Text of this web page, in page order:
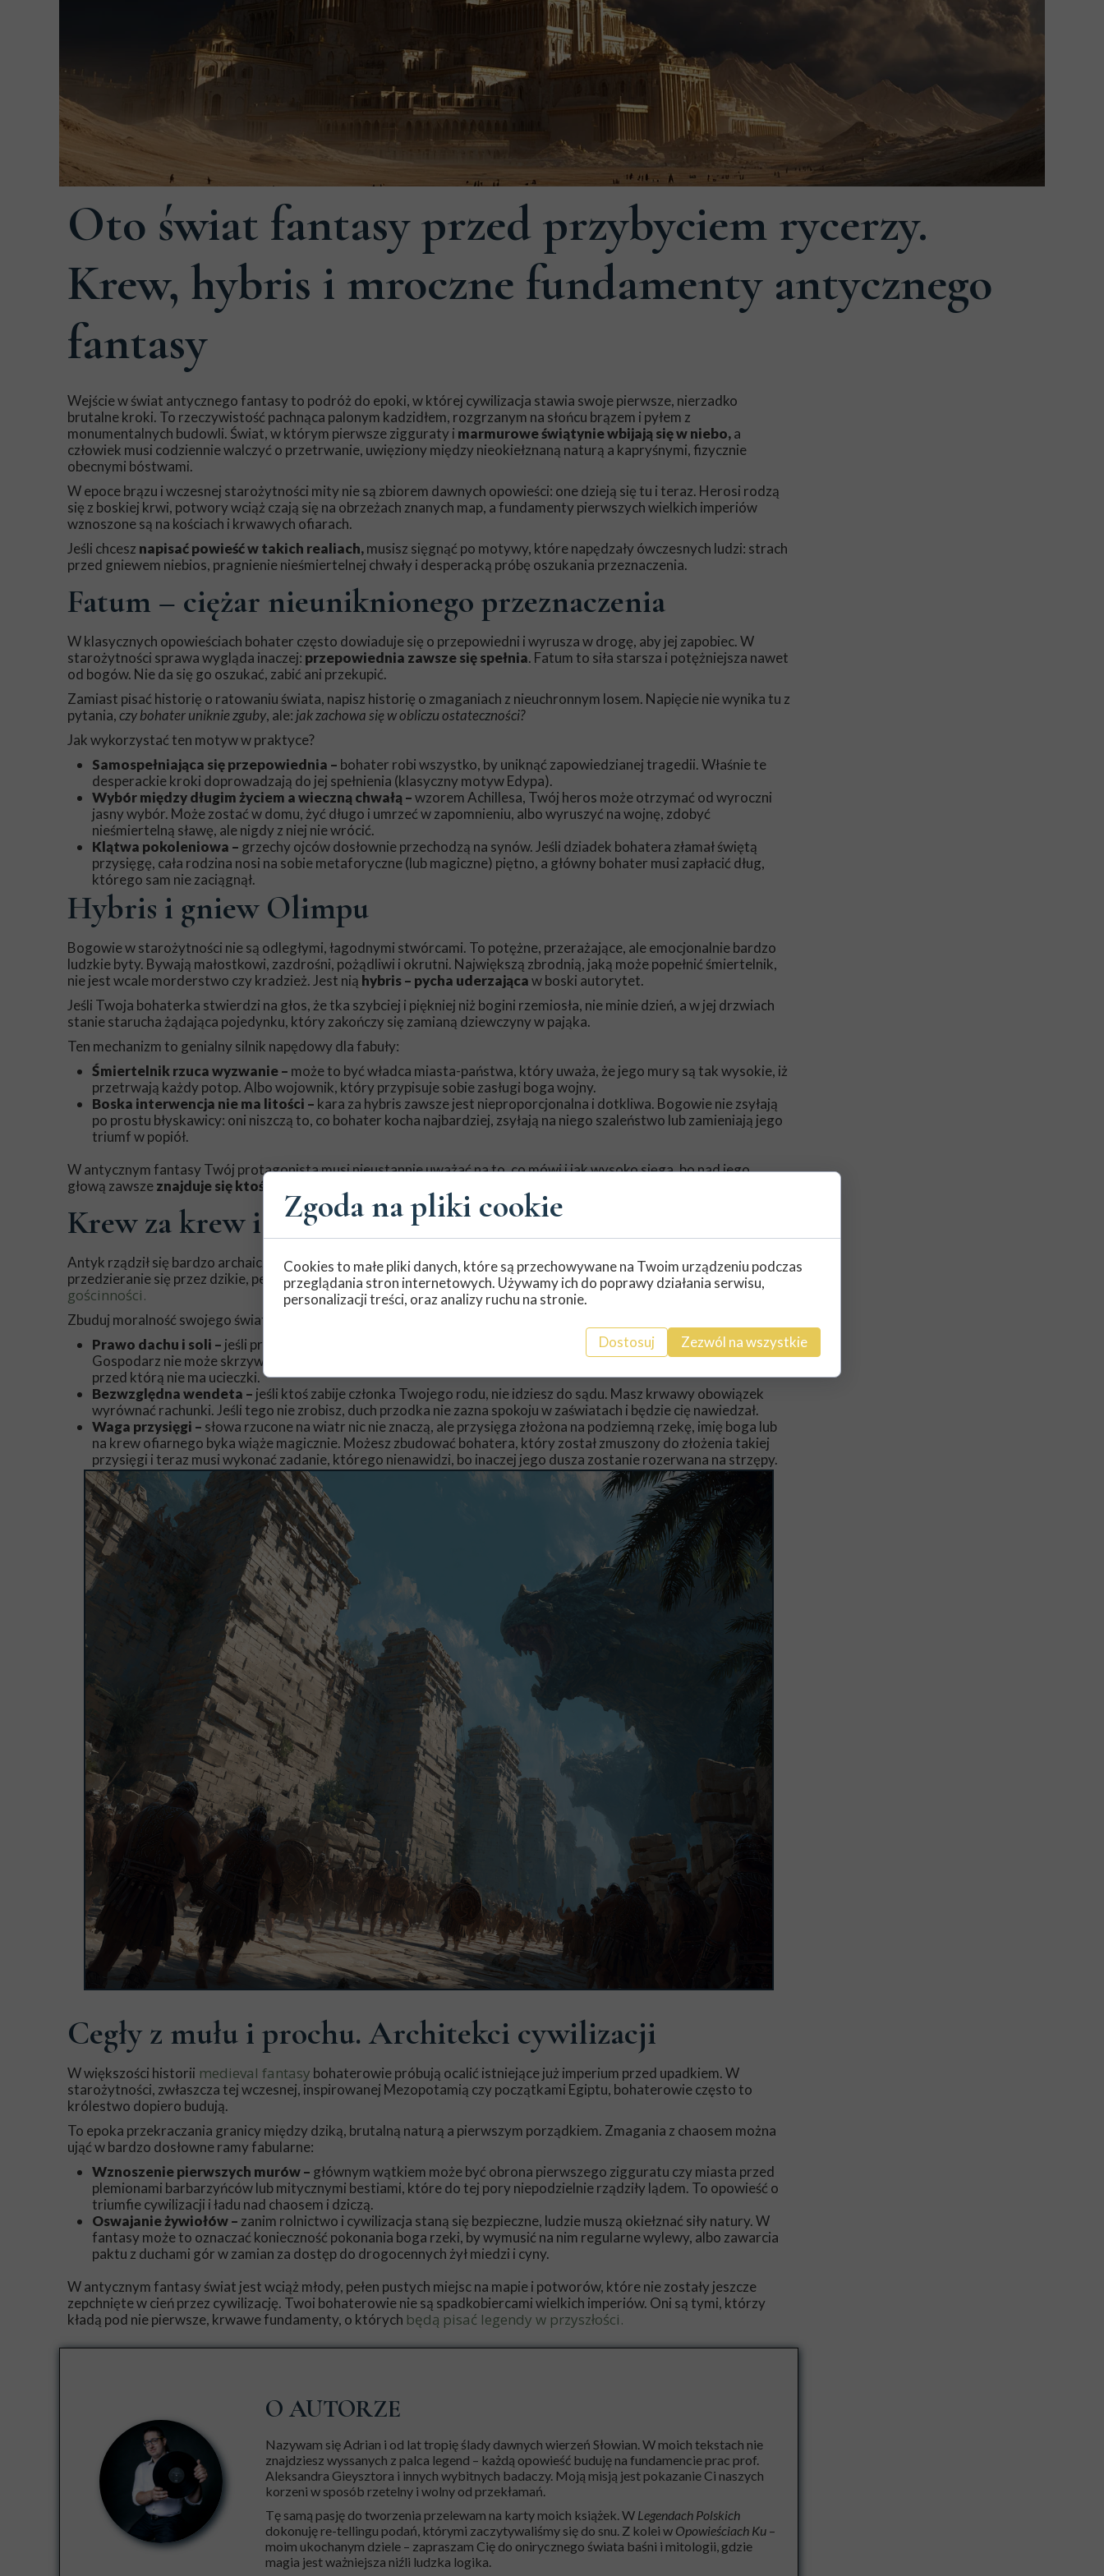
O AUTORZE
Nazywam się Adrian i od lat tropię ślady dawnych wierzeń Słowian. W moich tekstach nie
znajdziesz wyssanych z palca legend – każdą opowieść buduję na fundamencie prac prof.
Aleksandra Gieysztora i innych wybitnych badaczy. Moją misją jest pokazanie Ci naszych
korzeni w sposób rzetelny i wolny od przekłamań.
Tę samą pasję do tworzenia przelewam na karty moich książek. W Legendach Polskich
dokonuję re-tellingu podań, którymi zaczytywaliśmy się do snu. Z kolei w Opowieściach Ku –
moim ukochanym dziele – zapraszam Cię do onirycznego świata baśni i mitologii, gdzie
magia jest ważniejsza niźli ludzka logika.
30 marca 2026
Oto świat fantasy przed przybyciem rycerzy.
Krew, hybris i mroczne fundamenty antycznego
fantasy
Wejście w świat antycznego fantasy to podróż do epoki, w której cywilizacja stawia swoje pierwsze, nierzadko
brutalne kroki. To rzeczywistość pachnąca palonym kadzidłem, rozgrzanym na słońcu brązem i pyłem z
monumentalnych budowli. Świat, w którym pierwsze zigguraty i marmurowe świątynie wbijają się w niebo,a
człowiek musi codziennie walczyć o przetrwanie, uwięziony między nieokiełznaną naturą a kapryśnymi, fizycznie
obecnymi bóstwami.
W epoce brązu i wczesnej starożytności mity nie są zbiorem dawnych opowieści: one dzieją się tu i teraz. Herosi rodzą
się z boskiej krwi, potwory wciąż czają się na obrzeżach znanych map, a fundamenty pierwszych wielkich imperiów
wznoszone są na kościach i krwawych ofiarach.
Jeśli chcesz napisać powieść w takich realiach,musisz sięgnąć po motywy, które napędzały ówczesnych ludzi: strach
przed gniewem niebios, pragnienie nieśmiertelnej chwały i desperacką próbę oszukania przeznaczenia.
Fatum – ciężar nieuniknionego przeznaczenia
W klasycznych opowieściach bohater często dowiaduje się o przepowiedni i wyrusza w drogę, aby jej zapobiec. W
starożytności sprawa wygląda inaczej: przepowiednia zawsze się spełnia. Fatum to siła starsza i potężniejsza nawet
od bogów. Nie da się go oszukać, zabić ani przekupić.
Zamiast pisać historię o ratowaniu świata, napisz historię o zmaganiach z nieuchronnym losem. Napięcie nie wynika tu z
pytania,czy bohater uniknie zguby, ale: jak zachowa się w obliczu ostateczności?
Jak wykorzystać ten motyw w praktyce?
Samospełniająca się przepowiednia – bohater robi wszystko, by uniknąć zapowiedzianej tragedii. Właśnie te
desperackie kroki doprowadzają do jej spełnienia (klasyczny motyw Edypa).
Wybór między długim życiem a wieczną chwałą –wzorem Achillesa, Twój heros może otrzymać od wyroczni
jasny wybór. Może zostać w domu, żyć długo i umrzeć w zapomnieniu, albo wyruszyć na wojnę, zdobyć
nieśmiertelną sławę, ale nigdy z niej nie wrócić.
Klątwa pokoleniowa – grzechy ojców dosłownie przechodzą na synów. Jeśli dziadek bohatera złamał świętą
przysięgę, cała rodzina nosi na sobie metaforyczne (lub magiczne) piętno, a główny bohater musi zapłacić dług,
którego sam nie zaciągnął.
Hybris i gniew Olimpu
Bogowie w starożytności nie są odległymi, łagodnymi stwórcami. To potężne, przerażające, ale emocjonalnie bardzo
ludzkie byty. Bywają małostkowi, zazdrośni, pożądliwi i okrutni. Największą zbrodnią, jaką może popełnić śmiertelnik,
nie jest wcale morderstwo czy kradzież. Jest nią hybris – pycha uderzającaw boski autorytet.
Jeśli Twoja bohaterka stwierdzi na głos, że tka szybciej i piękniej niż bogini rzemiosła, nie minie dzień, a w jej drzwiach
stanie starucha żądająca pojedynku, który zakończy się zamianą dziewczyny w pająka.
Ten mechanizm to genialny silnik napędowy dla fabuły:
Śmiertelnik rzuca wyzwanie – może to być władca miasta-państwa, który uważa, że jego mury są tak wysokie, iż
przetrwają każdy potop. Albo wojownik, który przypisuje sobie zasługi boga wojny.
Boska interwencja nie ma litości – kara za hybris zawsze jest nieproporcjonalna i dotkliwa. Bogowie nie zsyłają
po prostu błyskawicy: oni niszczą to, co bohater kocha najbardziej, zsyłają na niego szaleństwo lub zamieniają jego
triumf w popiół.
W antycznym fantasy Twój protagonista musi nieustannie uważać na to, co mówi i jak wysoko sięga, bo nad jego
głową zawszeznajduje się ktoś o znacznie większym ego
Krew za krew i święte prawo gościnności
Antyk rządził się bardzo archaicznymi, surowymi prawami. W świecie, w którym podróż między miastami oznaczała
przedzieranie się przez dzikie, pełne niebezpieczeństw pustkowia, najważniejszym prawem byłoświęte prawo
gościnności.
Zbuduj moralność swojego świata wokół tych zasad:
Prawo dachu i soli – jeśli przyjmiesz kogoś pod swój dach i podzielisz się z nim jedzeniem, stajecie się nietykalni.
Gospodarz nie może skrzywdzić gościa, a gość gospodarza. Złamanie tej zasady ściąga na dom lub gościa klątwę,
przed którą nie ma ucieczki.
Bezwzględna wendeta – jeśli ktoś zabije członka Twojego rodu, nie idziesz do sądu. Masz krwawy obowiązek
wyrównać rachunki. Jeśli tego nie zrobisz, duch przodka nie zazna spokoju w zaświatach i będzie cię nawiedzał.
Waga przysięgi – słowa rzucone na wiatr nic nie znaczą, ale przysięga złożona na podziemną rzekę, imię boga lub
na krew ofiarnego byka wiąże magicznie. Możesz zbudować bohatera, który został zmuszony do złożenia takiej
przysięgi i teraz musi wykonać zadanie, którego nienawidzi, bo inaczej jego dusza zostanie rozerwana na strzępy.
Cegły z mułu i prochu. Architekci cywilizacji
W większości historii medieval fantasy bohaterowie próbują ocalić istniejące już imperium przed upadkiem. W
starożytności, zwłaszcza tej wczesnej, inspirowanej Mezopotamią czy początkami Egiptu, bohaterowie często to
królestwo dopiero budują.
To epoka przekraczania granicy między dziką, brutalną naturą a pierwszym porządkiem. Zmagania z chaosem można
ująć w bardzo dosłowne ramy fabularne:
Wznoszenie pierwszych murów – głównym wątkiem może być obrona pierwszego zigguratu czy miasta przed
plemionami barbarzyńców lub mitycznymi bestiami, które do tej pory niepodzielnie rządziły lądem. To opowieść o
triumfie cywilizacji i ładu nad chaosem i dziczą.
Oswajanie żywiołów – zanim rolnictwo i cywilizacja staną się bezpieczne, ludzie muszą okiełznać siły natury. W
fantasy może to oznaczać konieczność pokonania boga rzeki, by wymusić na nim regularne wylewy, albo zawarcia
paktu z duchami gór w zamian za dostęp do drogocennych żył miedzi i cyny.
W antycznym fantasy świat jest wciąż młody, pełen pustych miejsc na mapie i potworów, które nie zostały jeszcze
zepchnięte w cień przez cywilizację. Twoi bohaterowie nie są spadkobiercami wielkich imperiów. Oni są tymi, którzy
kładą pod nie pierwsze, krwawe fundamenty, o których będą pisać legendy w przyszłości.
Zgoda na pliki cookie
Cookies to małe pliki danych, które są przechowywane na Twoim urządzeniu podczas
przeglądania stron internetowych. Używamy ich do poprawy działania serwisu,
personalizacji treści, oraz analizy ruchu na stronie.
Dostosuj Zezwól na wszystkie